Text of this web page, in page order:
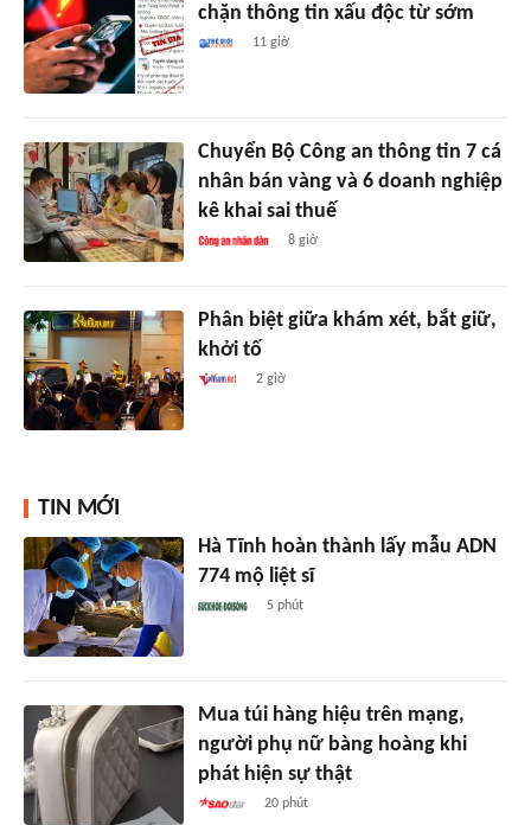
chặn thông tin xấu độc từ sớm
11 giờ
Chuyển Bộ Công an thông tin 7 cá
nhân bán vàng và 6 doanh nghiệp
kê khai sai thuế
8 giờ
Phân biệt giữa khám xét, bắt giữ,
khởi tố
2 giờ
TIN MỚI
Hà Tĩnh hoàn thành lấy mẫu ADN
774 mộ liệt sĩ
5 phút
Mua túi hàng hiệu trên mạng,
người phụ nữ bàng hoàng khi
phát hiện sự thật
20 phút